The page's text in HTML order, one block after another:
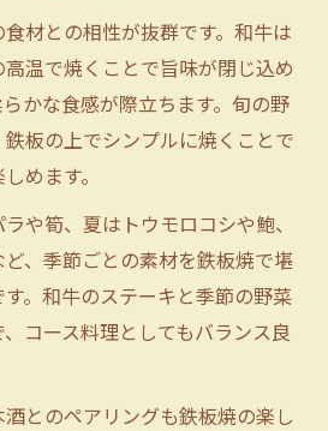
材との相性が抜群です。和牛は
温で焼くことで旨味が閉じ込め
かな食感が際立ちます。旬の野
板の上でシンプルに焼くことで
めます。
や筍、夏はトウモロコシや鮑、
、季節ごとの素材を鉄板焼で堪
。和牛のステーキと季節の野菜
コース料理としてもバランス良
とのペアリングも鉄板焼の楽し